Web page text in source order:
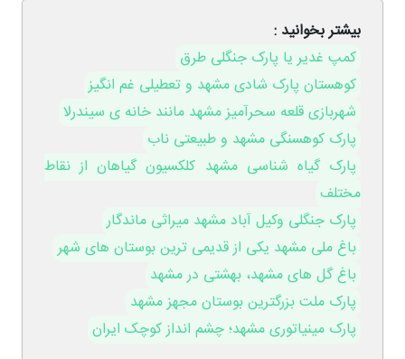
بیشتر بخوانید :
کمپ غدیر یا پارک جنگلی طرق
کوهستان پارک شادی مشهد و تعطیلی غم انگیز
شهربازی قلعه سحرآمیز مشهد مانند خانه ی سیندرلا
پارک کوهسنگی مشهد و طبیعتی ناب
پارک گیاه شناسی مشهد کلکسیون گیاهان از نقاط
مختلف
پارک جنگلی وکیل آباد مشهد میراثی ماندگار
باغ ملی مشهد یکی از قدیمی ترین بوستان های شهر
باغ گل های مشهد، بهشتی در مشهد
پارک ملت بزرگترین بوستان مجهز مشهد
پارک مینیاتوری مشهد؛ چشم انداز کوچک ایران